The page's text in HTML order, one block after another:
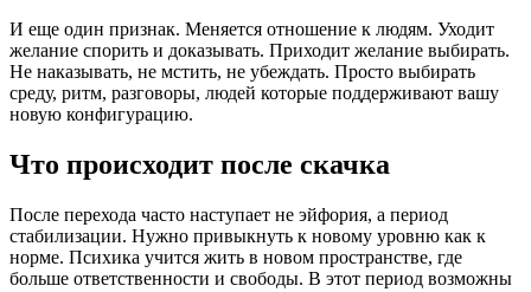
И еще один признак. Меняется отношение к людям. Уходит
желание спорить и доказывать. Приходит желание выбирать.
Не наказывать, не мстить, не убеждать. Просто выбирать
среду, ритм, разговоры, людей которые поддерживают вашу
новую конфигурацию.
Что происходит после скачка
После перехода часто наступает не эйфория, а период
стабилизации. Нужно привыкнуть к новому уровню как к
норме. Психика учится жить в новом пространстве, где
больше ответственности и свободы. В этот период возможны